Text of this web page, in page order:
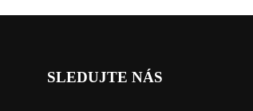
SLEDUJTE NÁS